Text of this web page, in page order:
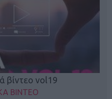
βίντεο vol19
ΒΙΝΤΕΟ